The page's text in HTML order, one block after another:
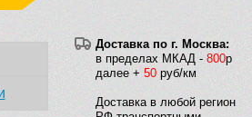
Доставка по г. Москва:
в пределах МКАД - 800р
далее + 50 руб/км
Доставка в любой регион